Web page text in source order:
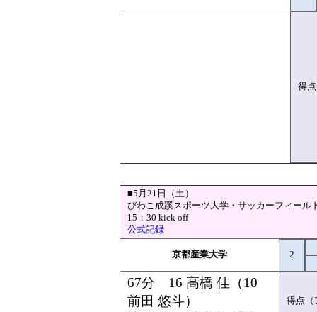
得
■5月21日（土）
びわこ成蹊スポーツ大学・サッカーフィール
15：30 kick off
公式記録
京都産業大学 2
67分 16 高橋 佳（10
前田 悠斗）
得点（